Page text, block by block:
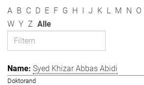
A B C D E F G H I J K L M N O
W Y Z Alle
Syed Khizar Abbas Abidi
Doktorand